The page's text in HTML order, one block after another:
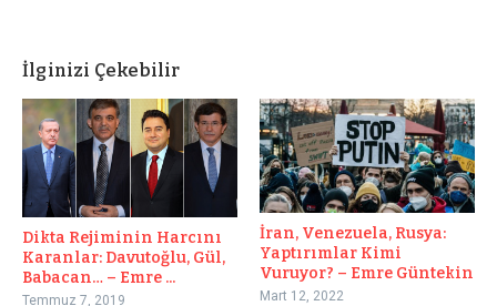
İlginizi Çekebilir
Dikta Rejiminin Harcını
Karanlar: Davutoğlu, Gül,
Babacan… – Emre ...
Temmuz 7, 2019
İran, Venezuela, Rusya:
Yaptırımlar Kimi
Vuruyor? – Emre Güntekin
Mart 12, 2022